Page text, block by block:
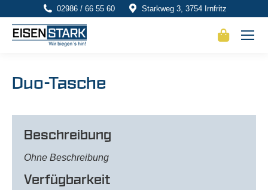
02986 / 66 55 60 Starkweg 3, 3754 Irnfritz
Duo-Tasche
Beschreibung
Ohne Beschreibung
Verfügbarkeit